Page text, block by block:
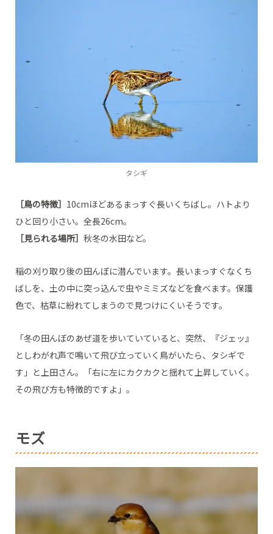
タシギ
［鳥の特徴］ 10cmほどあるまっすぐ長いくちばし。ハトより
ひと回り小さい。全長26cm。
［見られる場所］ 秋冬の水田など。
稲の刈り取り後の田んぼに潜んでいます。長いまっすぐなくち
ばしを、土の中に突っ込んで虫やミミズなどを食べます。保護
色で、枯草に紛れてしまうので見つけにくいそうです。
「冬の田んぼのあぜ道を歩いていていると、突然、『ジェッ』
としわがれ声で鳴いて飛び立っていく鳥がいたら、タシギで
す」と上田さん。「右に左にカクカクと揺れて上昇していく。
その飛び方も特徴的ですよ」。
モズ